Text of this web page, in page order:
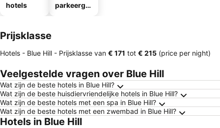
hotels
parkeergel
Prijsklasse
Hotels - Blue Hill - Prijsklasse van ‎€ 171 tot ‎€ 215 (price per night)
Veelgestelde vragen over Blue Hill
Wat zijn de beste hotels in Blue Hill?
Wat zijn de beste huisdiervriendelijke hotels in Blue Hill?
Wat zijn de beste hotels met een spa in Blue Hill?
Wat zijn de beste hotels met een zwembad in Blue Hill?
Hotels in Blue Hill